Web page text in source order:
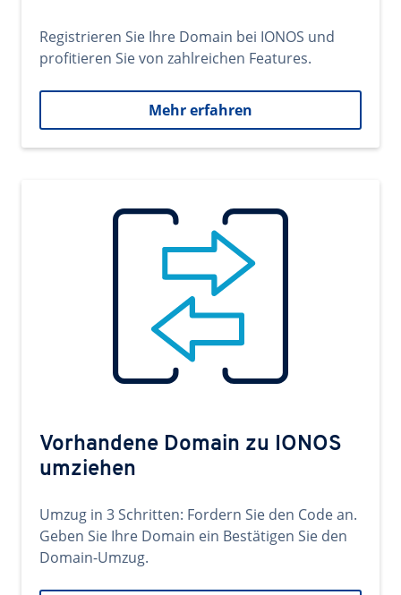
Registrieren Sie Ihre Domain bei IONOS und
profitieren Sie von zahlreichen Features.
Mehr erfahren
Vorhandene Domain zu IONOS
umziehen
Umzug in 3 Schritten: Fordern Sie den Code an.
Geben Sie Ihre Domain ein Bestätigen Sie den
Domain-Umzug.